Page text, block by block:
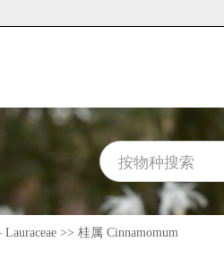
Lauraceae >> 桂属 Cinnamomum